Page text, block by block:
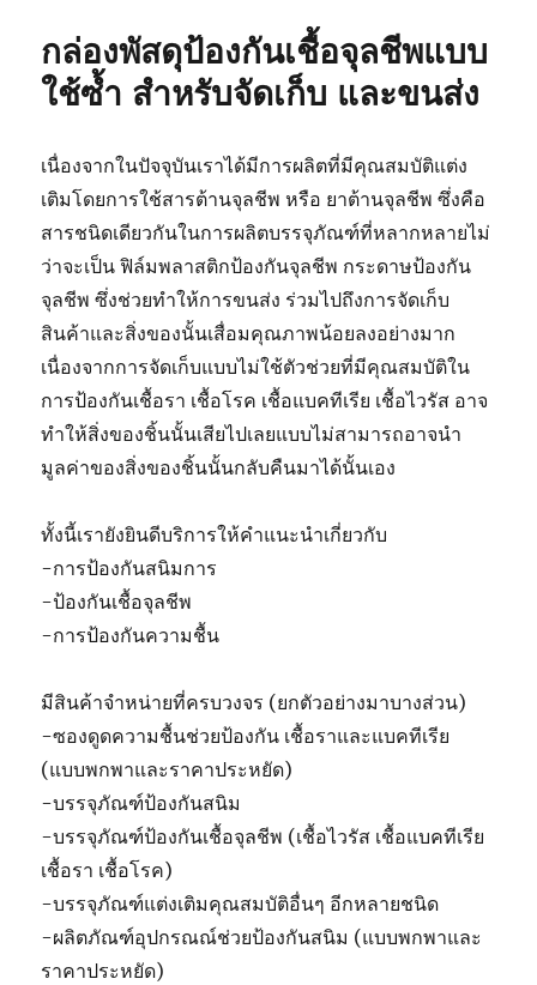
กล่องพัสดุป้องกันเชื้อจุลชีพแบบ
ใช้ซ้ำ สำหรับจัดเก็บ และขนส่ง
เนื่องจากในปัจจุบันเราได้มีการผลิตที่มีคุณสมบัติแต่ง
เติมโดยการใช้สารต้านจุลชีพ หรือ ยาต้านจุลชีพ ซึ่งคือ
สารชนิดเดียวกันในการผลิตบรรจุภัณฑ์ที่หลากหลายไม่
ว่าจะเป็น ฟิล์มพลาสติกป้องกันจุลชีพ กระดาษป้องกัน
จุลชีพ ซึ่งช่วยทำให้การขนส่ง ร่วมไปถึงการจัดเก็บ
สินค้าและสิ่งของนั้นเสื่อมคุณภาพน้อยลงอย่างมาก
เนื่องจากการจัดเก็บแบบไม่ใช้ตัวช่วยที่มีคุณสมบัติใน
การป้องกันเชื้อรา เชื้อโรค เชื้อแบคทีเรีย เชื้อไวรัส อาจ
ทำให้สิ่งของชิ้นนั้นเสียไปเลยแบบไม่สามารถอาจนำ
มูลค่าของสิ่งของชิ้นนั้นกลับคืนมาได้นั้นเอง
ทั้งนี้เรายังยินดีบริการให้คำแนะนำเกี่ยวกับ
-การป้องกันสนิมการ
-ป้องกันเชื้อจุลชีพ
-การป้องกันความชื้น
มีสินค้าจำหน่ายที่ครบวงจร (ยกตัวอย่างมาบางส่วน)
-ซองดูดความชื้นช่วยป้องกัน เชื้อราและแบคทีเรีย
(แบบพกพาและราคาประหยัด)
-บรรจุภัณฑ์ป้องกันสนิม
-บรรจุภัณฑ์ป้องกันเชื้อจุลชีพ (เชื้อไวรัส เชื้อแบคทีเรีย
เชื้อรา เชื้อโรค)
-บรรจุภัณฑ์แต่งเติมคุณสมบัติอื่นๆ อีกหลายชนิด
-ผลิตภัณฑ์อุปกรณณ์ช่วยป้องกันสนิม (แบบพกพาและ
ราคาประหยัด)